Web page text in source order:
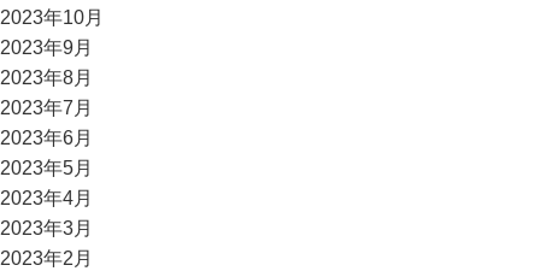
2023年10月
2023年9月
2023年8月
2023年7月
2023年6月
2023年5月
2023年4月
2023年3月
2023年2月